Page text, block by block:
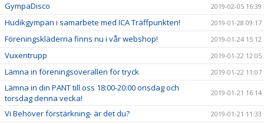
GympaDisco 2019-02-05 16:39
Hudikgympan i samarbete med ICA Träffpunkten! 2019-01-28 09:17
Föreningskläderna finns nu i vår webshop! 2019-01-24 15:12
Vuxentrupp 2019-01-22 12:05
Lämna in föreningsoverallen för tryck 2019-01-22 11:07
Lämna in din PANT till oss 18:00-20:00 onsdag och
torsdag denna vecka!
2019-01-21 16:14
Vi Behöver förstärkning- är det du? 2019-01-21 11:33